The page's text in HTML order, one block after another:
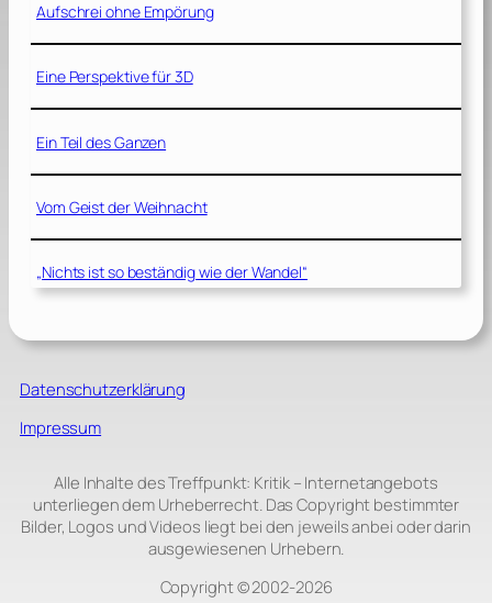
Aufschrei ohne Empörung
Eine Perspektive für 3D
Ein Teil des Ganzen
Vom Geist der Weihnacht
„Nichts ist so beständig wie der Wandel“
Datenschutzerklärung
Impressum
Alle Inhalte des Treffpunkt: Kritik – Internetangebots
unterliegen dem Urheberrecht. Das Copyright bestimmter
Bilder, Logos und Videos liegt bei den jeweils anbei oder darin
ausgewiesenen Urhebern.
Copyright © 2002‑2026